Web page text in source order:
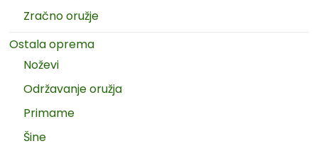
Zračno oružje
Ostala oprema
Noževi
Održavanje oružja
Primame
Šine